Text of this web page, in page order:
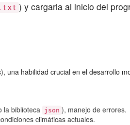
) y cargarla al inicio del
habilidad crucial en el desarrollo
la biblioteca json ), manejo de errores.
climáticas actuales.